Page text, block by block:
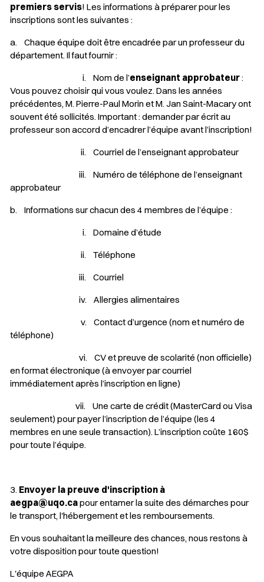
premiers servis! Les informations à préparer pour les
inscriptions sont les suivantes :
a. Chaque équipe doit être encadrée par un professeur du
département. Il faut fournir :
i. Nom de l’enseignant approbateur:
Vous pouvez choisir qui vous voulez. Dans les années
précédentes, M. Pierre-Paul Morin et M. Jan Saint-Macary ont
souvent été sollicités. Important : demander par écrit au
professeur son accord d’encadrer l’équipe avant l’inscription!
ii. Courriel de l’enseignant approbateur
iii. Numéro de téléphone de l’enseignant
approbateur
b. Informations sur chacun des 4 membres de l’équipe :
i. Domaine d’étude
ii. Téléphone
iii. Courriel
iv. Allergies alimentaires
v. Contact d’urgence (nom et numéro de
téléphone)
vi. CV et preuve de scolarité (non officielle)
en format électronique (à envoyer par courriel
immédiatement après l’inscription en ligne)
vii. Une carte de crédit (MasterCard ou Visa
seulement) pour payer l’inscription de l’équipe (les 4
membres en une seule transaction). L’inscription coûte 160$
pour toute l’équipe.
3. Envoyer la preuve d'inscription à
aegpa@uqo.capour entamer la suite des démarches pour
le transport, l'hébergement et les remboursements.
En vous souhaitant la meilleure des chances, nous restons à
votre disposition pour toute question!
L'équipe AEGPA